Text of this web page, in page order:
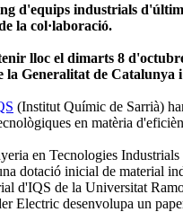
d'equips industrials
la col·laboració.
lloc el dimarts 8
Generalitat de Catalunya
(Institut Químic de Sarrià)
en matèria
en Tecnologies
dotació inicial de material
d'IQS de la Universitat
Electric desenvolupa un